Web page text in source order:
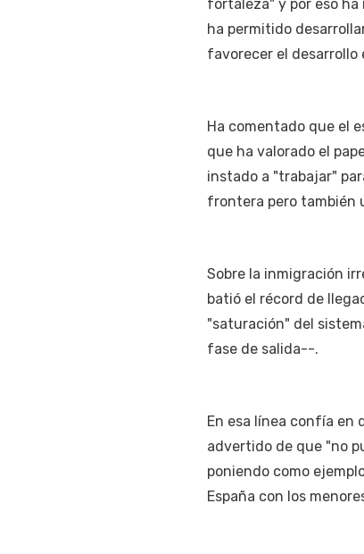
fortaleza" y por eso
ha permitido
favorecer el desarrollo
Ha comentado que el
que ha valorado el
instado a "trabajar"
frontera pero también
Sobre la inmigración
batió el récord de
"saturación" del
fase de salida--.
En esa línea confía en
advertido de que "no
poniendo como
España con los